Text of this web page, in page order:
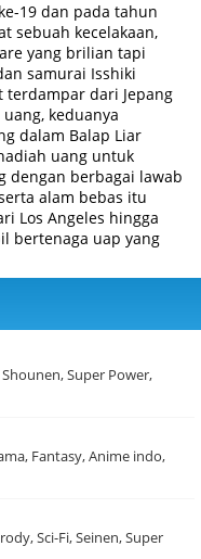
19 dan pada tahun
sebuah kecelakaan,
yang brilian tapi
samurai Isshiki
terdampar dari Jepang
keduanya
dalam Balap Liar
uang untuk
dengan berbagai lawab
alam bebas itu
Los Angeles hingga
bertenaga uap yang
Super Power,
Fantasy, Anime indo,
Sci-Fi, Seinen, Super